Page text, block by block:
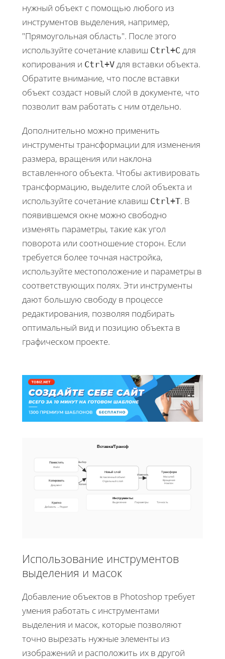
нужный объект с помощью любого из
инструментов выделения, например,
"Прямоугольная область". После этого
используйте сочетание клавиш Ctrl+C для
копирования и Ctrl+V для вставки объекта.
Обратите внимание, что после вставки
объект создаст новый слой в документе, что
позволит вам работать с ним отдельно.
Дополнительно можно применить
инструменты трансформации для изменения
размера, вращения или наклона
вставленного объекта. Чтобы активировать
трансформацию, выделите слой объекта и
используйте сочетание клавиш Ctrl+T. В
появившемся окне можно свободно
изменять параметры, такие как угол
поворота или соотношение сторон. Если
требуется более точная настройка,
используйте местоположение и параметры в
соответствующих полях. Эти инструменты
дают большую свободу в процессе
редактирования, позволяя подбирать
оптимальный вид и позицию объекта в
графическом проекте.
Вставка/Трансф
Поместить
Файл
Копировать
Документ
Новый слой
Вставленный объект
Отдельный слой
Трансформ
Масштаб
Вращение
Наклон
Выбор
Копия
Изменить
Инструменты:
Выделение Параметры Точность
Кратко
Добавить → Редакт
Использование инструментов
выделения и масок
Добавление объектов в Photoshop требует
умения работать с инструментами
выделения и масок, которые позволяют
точно вырезать нужные элементы из
изображений и расположить их в другой